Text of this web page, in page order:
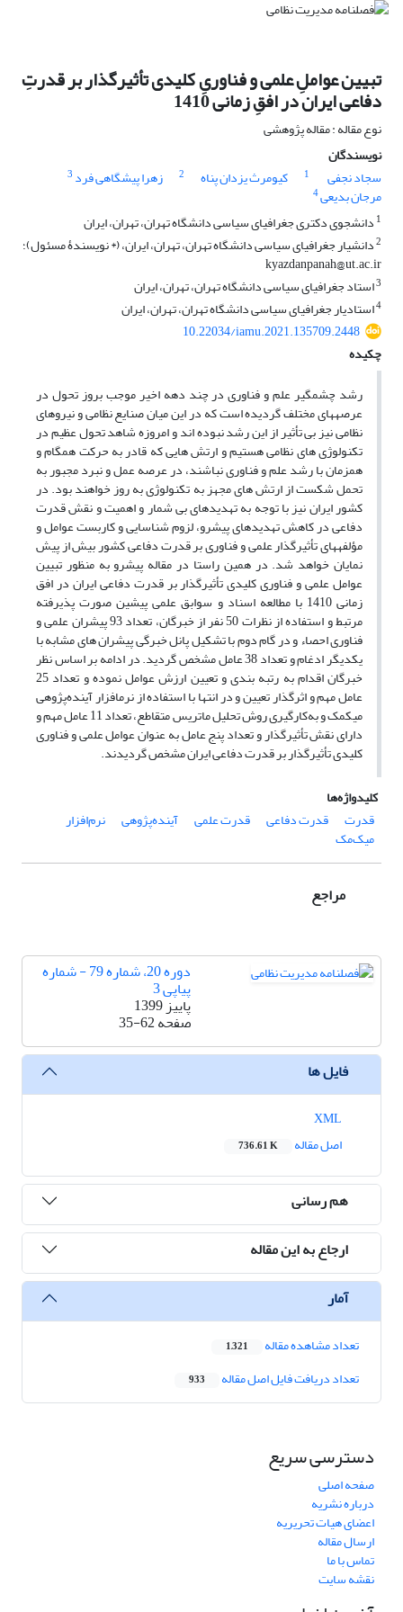
تبیین عواملِ علمی و فناوریِ کلیدی تأثیرگذار بر قدرتِ
دفاعی ایران در افقِ زمانی 1410
نوع مقاله : مقاله پژوهشی
نویسندگان
سجاد نجفی
1 کیومرث یزدان پناه 2 زهرا پیشگاهی فرد 3
مرجان بدیعی4
1 دانشجوی دکتری جغرافیای سیاسی دانشگاه تهران، تهران، ایران
2دانشیار جغرافیای سیاسی دانشگاه تهران، تهران، ایران، (* نویسندۀ مسئول)؛
kyazdanpanah@ut.ac.ir
3استاد جغرافیای سیاسی دانشگاه تهران، تهران، ایران
4استادیار جغرافیای سیاسی دانشگاه تهران، تهران، ایران
10.22034/iamu.2021.135709.2448
چکیده
رشد چشم­گیر علم و فناوری در چند دهه اخیر موجب بروز تحول در
عرصه­های مختلف گردیده است که در این میان صنایع نظامی و نیروهای
نظامی نیز بی­ تأثیر از این رشد نبوده ­اند و امروزه شاهد تحول عظیم در
تکنولوژی­ های نظامی هستیم و ارتش ­هایی که قادر به حرکت همگام و
هم­زمان با رشد علم و فناوری نباشند، در عرصه عمل و نبرد مجبور به
تحمل شکست از ارتش­ های مجهز به تکنولوژی به روز خواهند بود. در
کشور ایران نیز با توجه به تهدیدهای بی ­شمار و اهمیت و نقش قدرت
دفاعی در کاهش تهدیدهای پیش­رو، لزوم شناسایی و کاربست عوامل و
مؤلفه­های تأثیرگذار علمی و فناوری بر قدرت دفاعی کشور بیش از پیش
نمایان خواهد شد. در همین راستا در مقاله پیش­رو به منظور تبیین
عوامل علمی و فناوری کلیدی تأثیرگذار بر قدرت دفاعی ایران در افق
زمانی 1410 با مطالعه اسناد و سوابق علمی پیشین صورت پذیرفته
مرتبط و استفاده از نظرات 50 نفر از خبرگان، تعداد 93 پیشران علمی و
فناوری احصاء و در گام دوم با تشکیل پانل خبرگی پیشران­ های مشابه با
یکدیگر ادغام و تعداد 38 عامل مشخص گردید. در ادامه بر اساس نظر
خبرگان اقدام به رتبه ­بندی و تعیین ارزش عوامل نموده و تعداد 25
عامل مهم و اثرگذار تعیین و در انتها با استفاده از نرم­افزار آینده‌پژوهی
میک­مک و به‌کارگیری روش تحلیل ماتریس متقاطع، تعداد 11 عامل مهم و
دارای نقش تأثیرگذار و تعداد پنج عامل به عنوان عوامل علمی و فناوری
کلیدی تأثیرگذار بر قدرت دفاعی ایران مشخص گردیدند.
کلیدواژه‌ها
قدرت
قدرت دفاعی قدرت علمی آینده‌پژوهی نرم‌افزار
میک‌مک
مراجع
دوره 20، شماره 79 - شماره
پیاپی 3
پاییز 1399
صفحه35-62
فایل ها
اصل مقاله
736.61 K
هم رسانی
ارجاع به این مقاله
آمار
تعداد مشاهده مقاله 1,321
تعداد دریافت فایل اصل مقاله 933
دسترسی سریع
صفحه اصلی
درباره نشریه
اعضای هیات تحریریه
ارسال مقاله
تماس با ما
نقشه سایت